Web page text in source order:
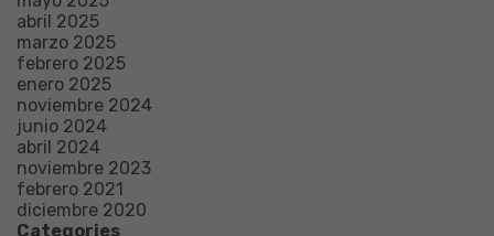
abril 2025
marzo 2025
febrero 2025
enero 2025
noviembre 2024
junio 2024
abril 2024
noviembre 2023
febrero 2021
diciembre 2020
Categories